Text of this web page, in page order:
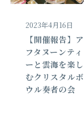
2023年4月16日
【開催報告】ア
フタヌーンティ
ーと雲海を楽し
むクリスタルボ
ウル奏者の会